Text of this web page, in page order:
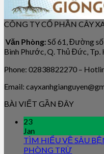
CÔNG TY CỔ PHẦN CÂY
Văn Phòng: Số 61, Đường
Bình Phước, Q. Thủ Đức, Tp.
Phone: 02838822270 –
Email:
BÀI VIẾT GẦN ĐÂY
23
Jan
TÌM HIỂU VỀ SÂU
PHÒNG TRỪ